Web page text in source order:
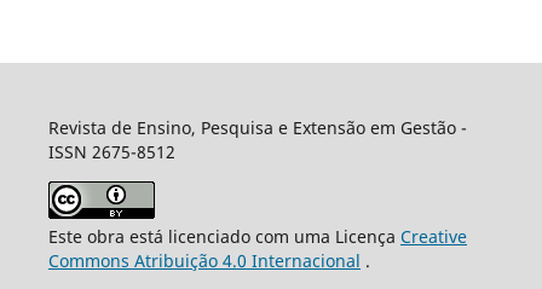
Revista de Ensino, Pesquisa e Extensão em Gestão -
ISSN 2675-8512
Este obra está licenciado com uma Licença Creative
Commons Atribuição 4.0 Internacional .